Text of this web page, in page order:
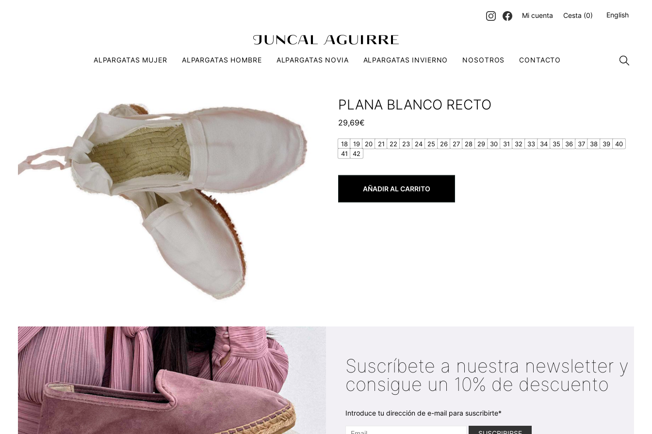
Mi cuenta Cesta (0) English
ALPARGATAS MUJER ALPARGATAS HOMBRE ALPARGATAS NOVIA ALPARGATAS INVIERNO NOSOTROS CONTACTO
PLANA BLANCO RECTO
29,69€
18 19 20 21 22 23 24 25 26 27 28 29 30 31 32 33 34 35 36 37 38 39
40
41
42
AÑADIR AL CARRITO
Suscríbete a nuestra newsletter y
consigue un 10% de descuento
Introduce tu dirección de e-mail para suscribirte*